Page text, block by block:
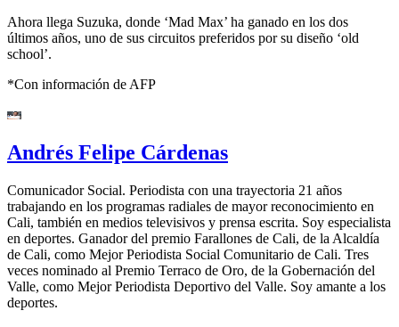
Ahora llega Suzuka, donde ‘Mad Max’ ha ganado en los dos
últimos años, uno de sus circuitos preferidos por su diseño ‘old
school’.
*Con información de AFP
Andrés Felipe Cárdenas
Comunicador Social. Periodista con una trayectoria 21 años
trabajando en los programas radiales de mayor reconocimiento en
Cali, también en medios televisivos y prensa escrita. Soy especialista
en deportes. Ganador del premio Farallones de Cali, de la Alcaldía
de Cali, como Mejor Periodista Social Comunitario de Cali. Tres
veces nominado al Premio Terraco de Oro, de la Gobernación del
Valle, como Mejor Periodista Deportivo del Valle. Soy amante a los
deportes.